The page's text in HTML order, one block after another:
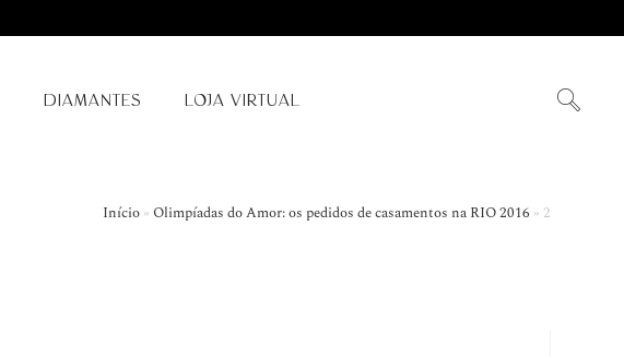
DIAMANTES LOJA VIRTUAL
Início» Olimpíadas do Amor: os pedidos de casamentos na RIO 2016 » 2